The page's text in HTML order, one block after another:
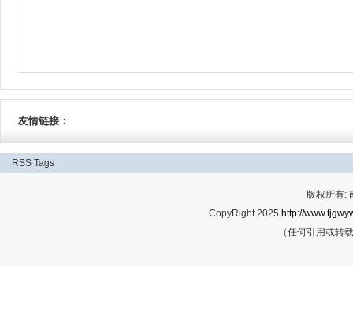
友情链接：
RSS Tags
版权所有:
CopyRight 2025 http://
（任何引用或转